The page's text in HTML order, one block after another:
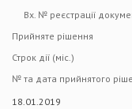
Вх. № реєстрації
Прийняте рішення
Строк дії (міс.)
№ та дата прийнятого
18.01.2019